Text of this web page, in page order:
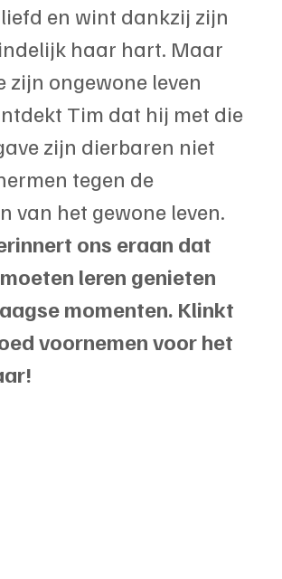
en wint dankzij zijn
haar hart. Maar
zijn ongewone leven
Tim dat hij met die
zijn dierbaren niet
tegen de
van het gewone leven.
ons eraan dat
leren genieten
momenten. Klinkt
voornemen voor het